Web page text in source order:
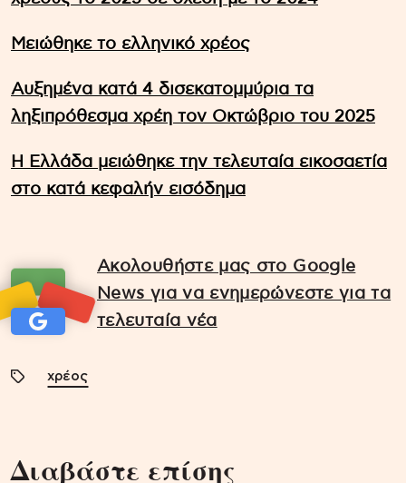
Μειώθηκε το ελληνικό χρέος
Αυξημένα κατά 4 δισεκατομμύρια τα
ληξιπρόθεσμα χρέη τον Οκτώβριο του 2025
Η Ελλάδα μειώθηκε την τελευταία εικοσαετία
στο κατά κεφαλήν εισόδημα
Ακολουθήστε μας στο Google
News για να ενημερώνεστε για τα
τελευταία νέα
χρέος
Διαβάστε επίσης